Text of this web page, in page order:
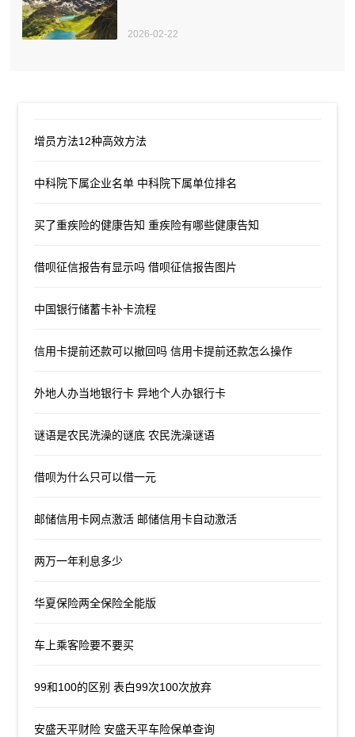
2026-02-22
增员方法12种高效方法
中科院下属企业名单 中科院下属单位排名
买了重疾险的健康告知 重疾险有哪些健康告知
借呗征信报告有显示吗 借呗征信报告图片
中国银行储蓄卡补卡流程
信用卡提前还款可以撤回吗 信用卡提前还款怎么操作
外地人办当地银行卡 异地个人办银行卡
谜语是农民洗澡的谜底 农民洗澡谜语
借呗为什么只可以借一元
邮储信用卡网点激活 邮储信用卡自动激活
两万一年利息多少
华夏保险两全保险全能版
车上乘客险要不要买
99和100的区别 表白99次100次放弃
安盛天平财险 安盛天平车险保单查询